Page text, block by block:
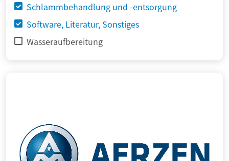
Schlammbehandlung und -entsorgung
Software, Literatur, Sonstiges
Wasseraufbereitung